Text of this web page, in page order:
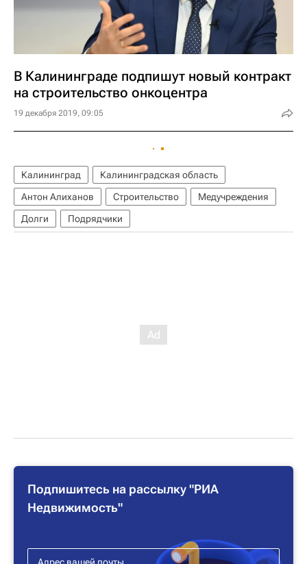
В Калининграде подпишут новый контракт
на строительство онкоцентра
19 декабря 2019, 09:05
Калининград
Калининградская область
Антон Алиханов
Строительство
Медучреждения
Долги
Подрядчики
Подпишитесь на рассылку "РИА
Недвижимость"